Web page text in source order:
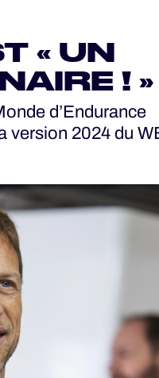
« UN
! »
d’Endurance
version 2024 du